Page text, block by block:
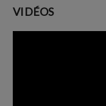
VIDÉOS